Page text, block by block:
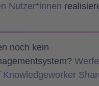
Nutzer*innen
noch kein
Knowledgeworker